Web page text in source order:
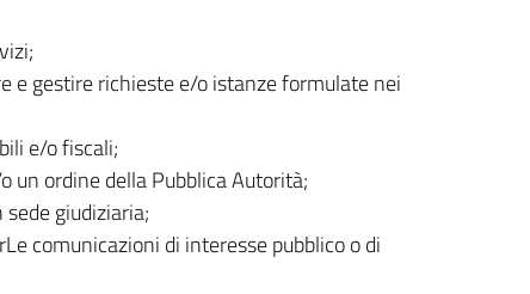
e gestire richieste e/o istanze formulate nei
e/o fiscali;
un ordine della Pubblica Autorità;
giudiziaria;
comunicazioni di interesse pubblico o di